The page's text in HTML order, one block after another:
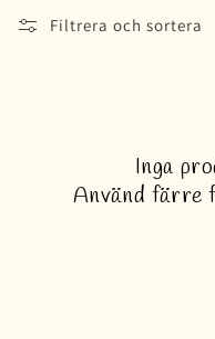
Filtrera och sortera
Inga
Använd